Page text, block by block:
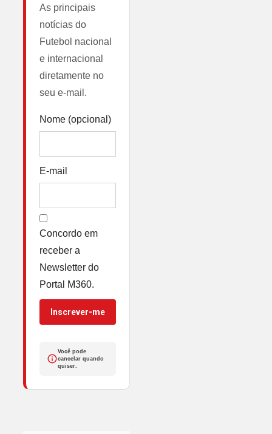
As principais
notícias do
Futebol nacional
e internacional
diretamente no
seu e-mail.
Nome (opcional)
E-mail
Concordo em
receber a
Newsletter do
Portal M360.
Inscrever-me
Você pode
cancelar quando
quiser.